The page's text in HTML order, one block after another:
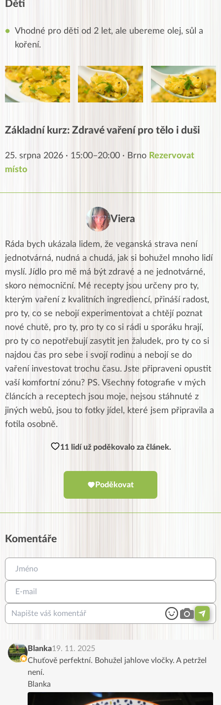
Děti
Vhodné pro děti od 2 let, ale ubereme olej, sůl a
koření.
Základní kurz: Zdravé vaření pro tělo i duši
25. srpna 2026 · 15:00–20:00 · Brno Rezervovat
místo
Viera
Ráda bych ukázala lidem, že veganská strava není
jednotvárná, nudná a chudá, jak si bohužel mnoho lidí
myslí. Jídlo pro mě má být zdravé a ne jednotvárné,
skoro nemocniční. Mé recepty jsou určeny pro ty,
kterým vaření z kvalitních ingrediencí, přináší radost,
pro ty, co se nebojí experimentovat a chtějí poznat
nové chutě, pro ty, pro ty co si rádi u sporáku hrají,
pro ty co nepotřebují zasytit jen žaludek, pro ty co si
najdou čas pro sebe i svojí rodinu a nebojí se do
vaření investovat trochu času. Jste připraveni opustit
vaší komfortní zónu? PS. Všechny fotografie v mých
článcích a receptech jsou moje, nejsou stáhnuté z
jiných webů, jsou to fotky jídel, které jsem připravila a
fotila osobně.
11 lidí už poděkovalo za článek.
Poděkovat
Komentáře
Blanka19. 11. 2025
Chuťově perfektní. Bohužel jahlove vločky. A petržel
není.
Blanka